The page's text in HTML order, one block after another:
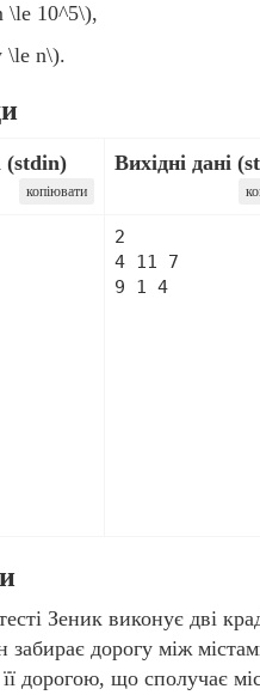
\le 10^5\),
\le n\).
(stdin)
копіювати
Вихідні дані
2
4 11 7
9 1 4
Зеник виконує дві
забирає дорогу між
дорогою, що сполучає